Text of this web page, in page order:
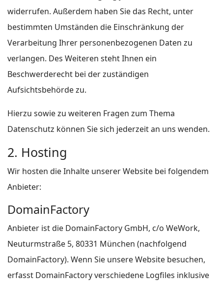
widerrufen. Außerdem haben Sie das Recht, unter
bestimmten Umständen die Einschränkung der
Verarbeitung Ihrer personenbezogenen Daten zu
verlangen. Des Weiteren steht Ihnen ein
Beschwerderecht bei der zuständigen
Aufsichtsbehörde zu.
Hierzu sowie zu weiteren Fragen zum Thema
Datenschutz können Sie sich jederzeit an uns wenden.
2. Hosting
Wir hosten die Inhalte unserer Website bei folgendem
Anbieter:
DomainFactory
Anbieter ist die DomainFactory GmbH, c/o WeWork,
Neuturmstraße 5, 80331 München (nachfolgend
DomainFactory). Wenn Sie unsere Website besuchen,
erfasst DomainFactory verschiedene Logfiles inklusive